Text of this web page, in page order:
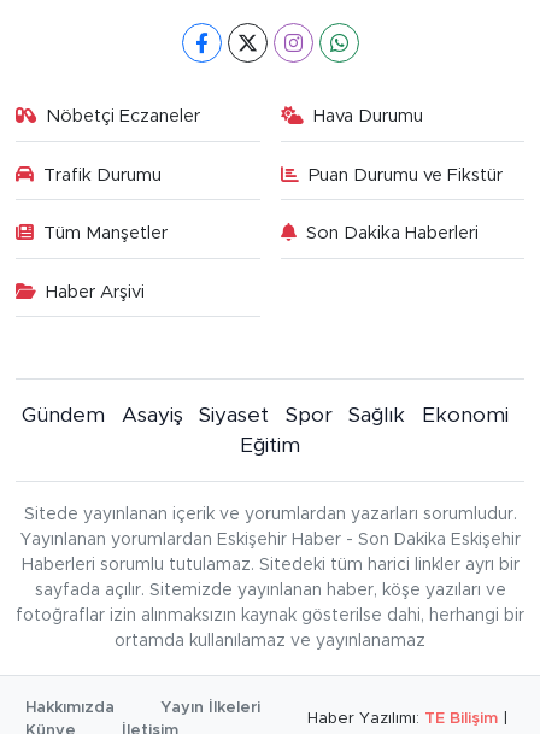
Nöbetçi Eczaneler Hava Durumu
Trafik Durumu Puan Durumu ve Fikstür
Tüm Manşetler Son Dakika Haberleri
Haber Arşivi
Gündem Asayiş Siyaset Spor Sağlık
Ekonomi
Eğitim
Sitede yayınlanan içerik ve yorumlardan yazarları sorumludur.
Yayınlanan yorumlardan Eskişehir Haber - Son Dakika Eskişehir
Haberleri sorumlu tutulamaz. Sitedeki tüm harici linkler ayrı bir
sayfada açılır. Sitemizde yayınlanan haber, köşe yazıları ve
fotoğraflar izin alınmaksızın kaynak gösterilse dahi, herhangi bir
ortamda kullanılamaz ve yayınlanamaz
Hakkımızda
Yayın İlkeleri
Haber Yazılımı: TE Bilişim